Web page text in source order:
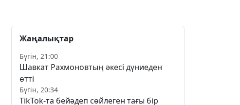
Жаңалықтар
Бүгін, 21:00
Шавкат Рахмоновтың әкесі дүниеден
өтті
Бүгін, 20:34
TikTok-та бейәдеп сөйлеген тағы бір